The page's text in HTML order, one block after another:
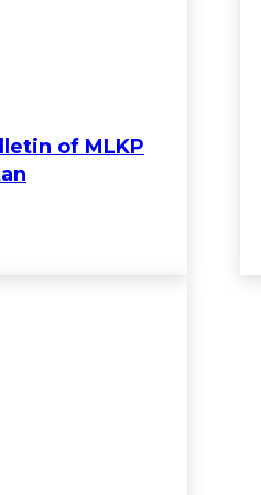
of MLKP